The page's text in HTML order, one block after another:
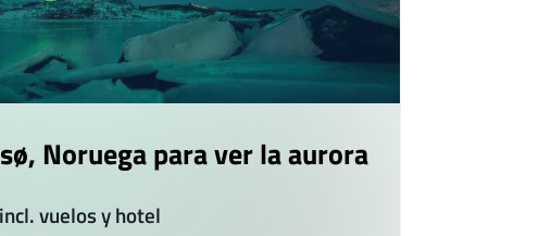
Noruega para ver la aurora
vuelos y hotel